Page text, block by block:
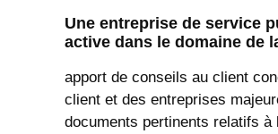
Une entreprise de service
active dans le domaine de
apport de conseils au client
client et des entreprises
documents pertinents relatifs